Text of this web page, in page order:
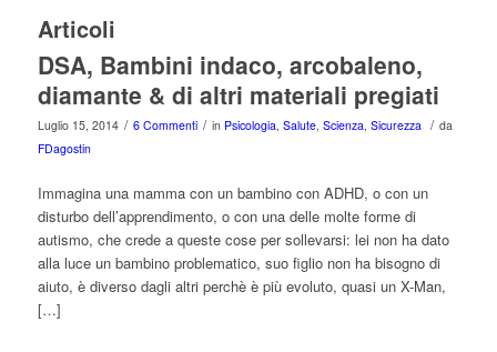
Articoli
DSA, Bambini indaco, arcobaleno,
diamante & di altri materiali pregiati
Luglio 15, 2014 / 6 Commenti / in Psicologia, Salute, Scienza, Sicurezza / da
FDagostin
Immagina una mamma con un bambino con ADHD, o con un
disturbo dell’apprendimento, o con una delle molte forme di
autismo, che crede a queste cose per sollevarsi: lei non ha dato
alla luce un bambino problematico, suo figlio non ha bisogno di
aiuto, è diverso dagli altri perchè è più evoluto, quasi un X-Man,
[…]